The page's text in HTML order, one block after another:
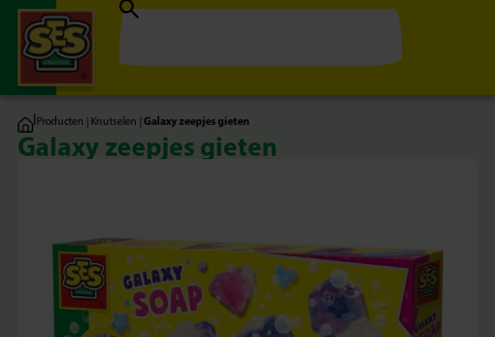
|Producten | Knutselen |Galaxy zeepjes gieten
Galaxy zeepjes gieten